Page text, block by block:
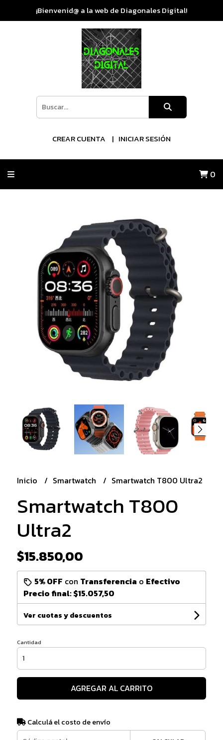
¡Bienvenid@ a la web de Diagonales Digital!
CREAR CUENTA INICIAR SESIÓN
0
Inicio Smartwatch Smartwatch T800 Ultra2
Smartwatch T800
Ultra2
$15.850,00
5% OFF con Transferencia o Efectivo
Precio final:$15.057,50
Ver cuotas y descuentos
Cantidad
AGREGAR AL CARRITO
Calculá el costo de envío